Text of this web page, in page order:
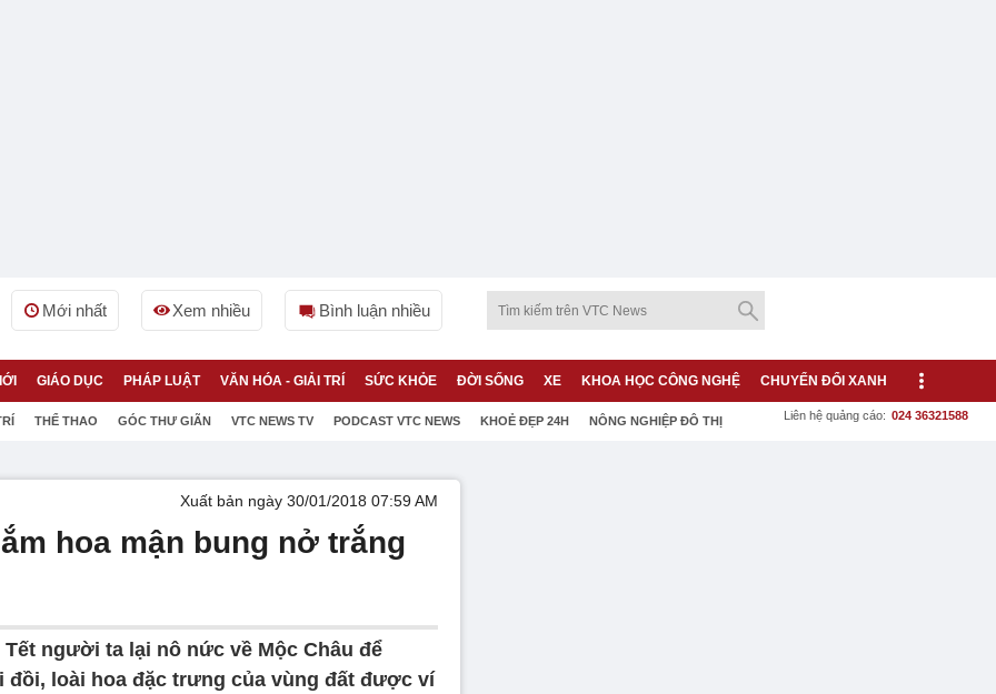
Mới nhất Xem nhiều Bình luận nhiều
GIÁO DỤC PHÁP LUẬT VĂN HÓA - GIẢI TRÍ SỨC KHỎE ĐỜI SỐNG XE KHOA HỌC CÔNG NGHỆ CHUYỂN ĐỔI XANH
THỂ THAO GÓC THƯ GIÃN VTC NEWS TV PODCAST VTC NEWS KHOẺ ĐẸP 24H NÔNG NGHIỆP ĐÔ THỊ Liên hệ quảng cáo: 024 36321588
Xuất bản ngày 30/01/2018 07:59 AM
hoa mận bung nở trắng
người ta lại nô nức về Mộc Châu để
đồi, loài hoa đặc trưng của vùng đất được ví